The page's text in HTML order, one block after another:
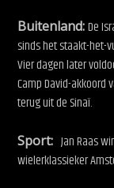
Buitenland:De
sinds het staakt-het-
Vier dagen later
Camp David-
terug uit de Sinaï.
Sport: Jan Raas
wielerklassieker